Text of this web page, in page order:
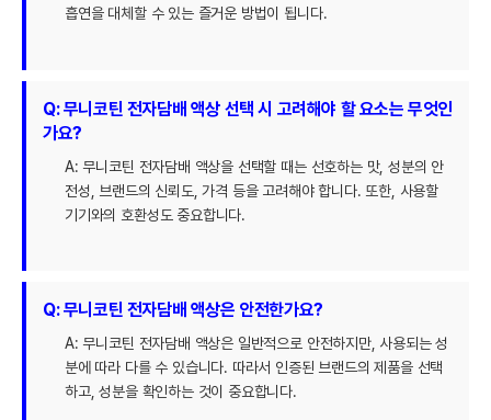
흡연을 대체할 수 있는 즐거운 방법이 됩니다.
Q: 무니코틴 전자담배 액상 선택 시 고려해야 할 요소는 무엇인
가요?
A: 무니코틴 전자담배 액상을 선택할 때는 선호하는 맛, 성분의 안
전성, 브랜드의 신뢰도, 가격 등을 고려해야 합니다. 또한, 사용할
기기와의 호환성도 중요합니다.
Q: 무니코틴 전자담배 액상은 안전한가요?
A: 무니코틴 전자담배 액상은 일반적으로 안전하지만, 사용되는 성
분에 따라 다를 수 있습니다. 따라서 인증된 브랜드의 제품을 선택
하고, 성분을 확인하는 것이 중요합니다.